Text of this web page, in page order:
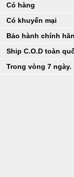
Có hàng
Có khuyến mại
Bảo hành chính
Ship C.O.D toàn
Trong vòng 7 ngày.